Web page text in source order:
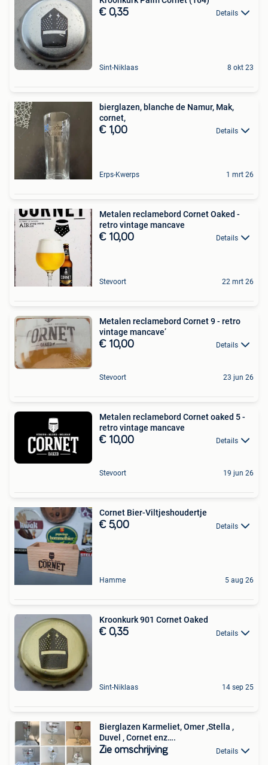
€ 0,35 Details
Sint-Niklaas 8 okt 23
bierglazen, blanche de Namur, Mak,
cornet,
€ 1,00 Details
Erps-Kwerps 1 mrt 26
Metalen reclamebord Cornet Oaked -
retro vintage mancave
€ 10,00 Details
Stevoort 22 mrt 26
Metalen reclamebord Cornet 9 - retro
vintage mancave’
€ 10,00 Details
Stevoort 23 jun 26
Metalen reclamebord Cornet oaked 5 -
retro vintage mancave
€ 10,00 Details
Stevoort 19 jun 26
Cornet Bier-Viltjeshoudertje
€ 5,00 Details
Hamme 5 aug 26
Kroonkurk 901 Cornet Oaked
€ 0,35 Details
Sint-Niklaas 14 sep 25
Bierglazen Karmeliet, Omer ,Stella ,
Duvel , Cornet enz….
Zie omschrijving Details